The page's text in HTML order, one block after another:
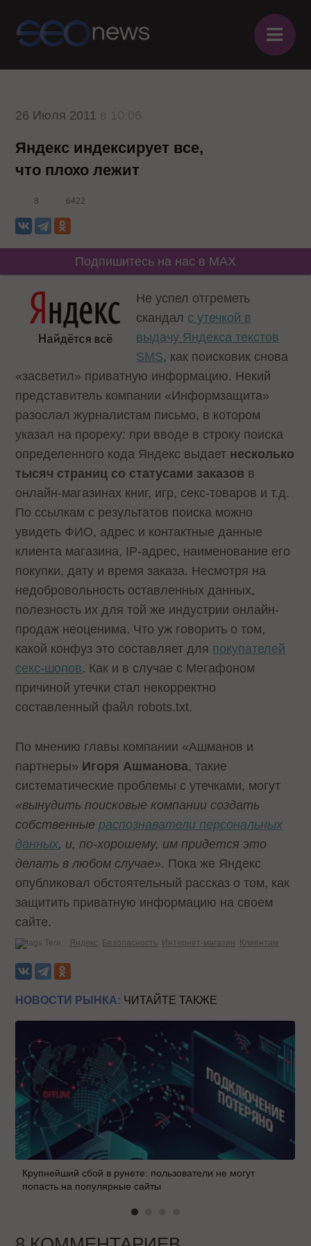
≡
26 Июля 2011
Яндекс индексирует все,
что плохо лежит
8 6422
Подпишитесь на нас в MAX
Не успел отгреметь
скандал с утечкой в
выдачу Яндекса текстов
SMS, как поисковик снова
«засветил» приватную информацию. Некий
представитель компании «Информзащита»
разослал журналистам письмо, в котором
указал на прореху: при вводе в строку поиска
определенного кода Яндекс выдает несколько
тысяч страниц со статусами заказов в
онлайн-магазинах книг, игр, секс-товаров и т.д.
По ссылкам с результатов поиска можно
увидеть ФИО, адрес и контактные данные
клиента магазина, IP-адрес, наименование его
покупки, дату и время заказа. Несмотря на
недобровольность оставленных данных,
полезность их для той же индустрии онлайн-
продаж неоценима. Что уж говорить о том,
какой конфуз это составляет для покупателей
секс-шопов. Как и в случае с Мегафоном
причиной утечки стал некорректно
составленный файл robots.txt.
По мнению главы компании «Ашманов и
партнеры» Игоря Ашманова, такие
систематические проблемы с утечками, могут
«вынудить поисковые компании создать
собственныераспознаватели персональных
данных, и, по-хорошему, им придется это
делать в любом случае». Пока же Яндекс
опубликовал обстоятельный рассказ о том, как
защитить приватную информацию на своем
сайте.
Теги: Яндекс Безопасность Интернет-магазин Клиентам
НОВОСТИ РЫНКА: ЧИТАЙТЕ ТАКЖЕ
Крупнейший сбой в рунете: пользователи не могут
попасть на популярные сайты